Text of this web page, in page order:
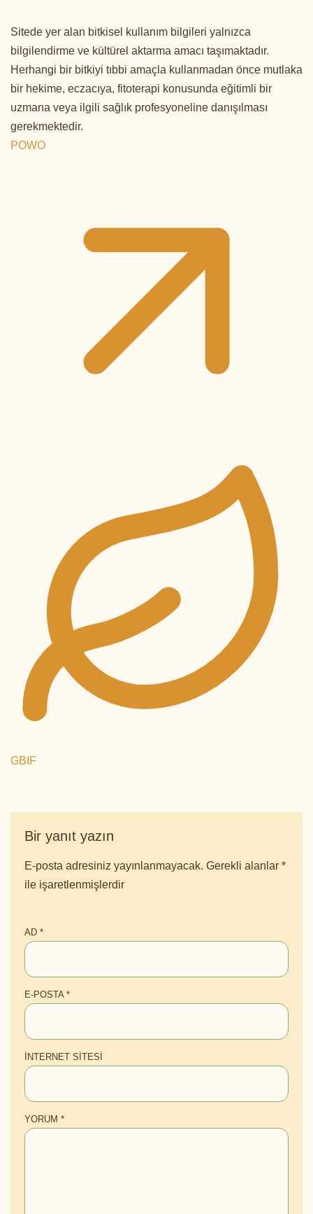
Sitede yer alan bitkisel kullanım bilgileri yalnızca
bilgilendirme ve kültürel aktarma amacı taşımaktadır.
Herhangi bir bitkiyi tıbbi amaçla kullanmadan önce mutlaka
bir hekime, eczacıya, fitoterapi konusunda eğitimli bir
uzmana veya ilgili sağlık profesyoneline danışılması
gerekmektedir.
POWO
GBIF
Bir yanıt yazın
E-posta adresiniz yayınlanmayacak. Gerekli alanlar *
ile işaretlenmişlerdir
AD *
E-POSTA *
İNTERNET SITESI
YORUM *